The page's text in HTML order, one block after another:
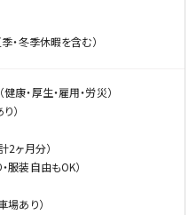
・冬季休暇を含む）
康・厚生・雇用・労災）
）
2ヶ月分）
服装自由もOK）
あり）